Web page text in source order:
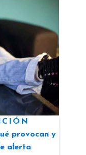
provocan y
alerta